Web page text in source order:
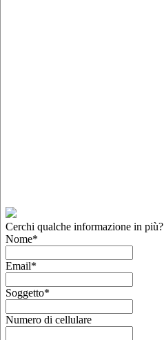
Cerchi qualche informazione in più?
Nome*
Email*
Soggetto*
Numero di cellulare